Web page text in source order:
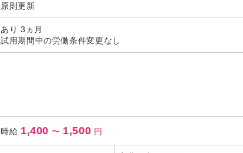
原則更新
あり 3ヵ月
試用期間中の労働条件変更なし
時給 1,400 〜 1,500 円